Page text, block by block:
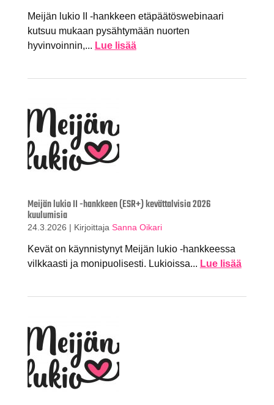
Meijän lukio II -hankkeen etäpäätöswebinaari
kutsuu mukaan pysähtymään nuorten
hyvinvoinnin,... Lue lisää
Meijän lukio II -hankkeen (ESR+) kevättalvisia 2026
kuulumisia
24.3.2026 | Kirjoittaja Sanna Oikari
Kevät on käynnistynyt Meijän lukio -hankkeessa
vilkkaasti ja monipuolisesti. Lukioissa... Lue lisää